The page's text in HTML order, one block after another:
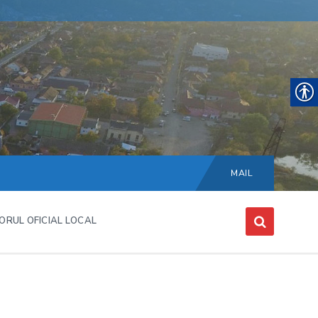
Choose
language:
MAIL
OFICIAL LOCAL